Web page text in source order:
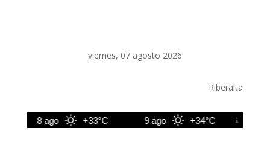
viernes, 07 agosto 2026
Riberalta
8 ago +33°C 9 ago +34°C